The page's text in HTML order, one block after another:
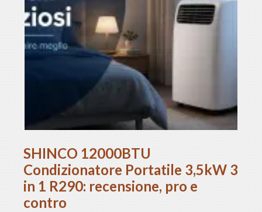
SHINCO 12000BTU
Condizionatore Portatile 3,5kW 3
in 1 R290: recensione, pro e
contro